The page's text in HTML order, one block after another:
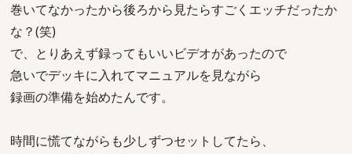
巻いてなかったから後ろから見たらすごくエッチだったか
な？(笑)
で、とりあえず録ってもいいビデオがあったので
急いでデッキに入れてマニュアルを見ながら
録画の準備を始めたんです。
時間に慌てながらも少しずつセットしてたら、